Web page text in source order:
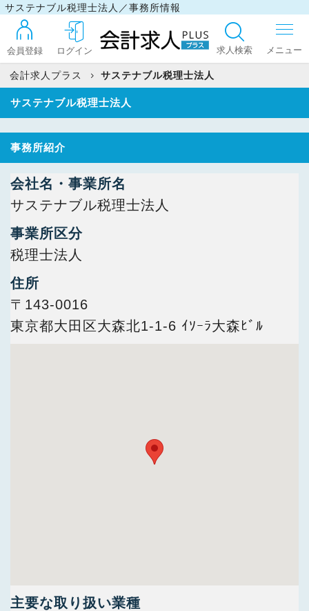
サステナブル税理士法人／事務所情報
会員登録 ログイン 求人検索
ログイン
最近見た求人
マイリスト
今すぐ会員登録
会計求人プラス サステナブル税理士法人
サステナブル税理士法人
事務所紹介
会社名・事業所名
サステナブル税理士法人
事業所区分
税理士法人
住所
〒143-0016
東京都大田区大森北1-1-6 ｲｿｰﾗ大森ﾋﾞﾙ
主要な取り扱い業種